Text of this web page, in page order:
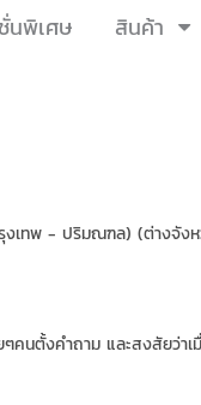
นพิเศษ สินค้า
เทพ - ปริมณฑล) (ต่างจังห
คนตั้งคำถาม และสงสัยว่